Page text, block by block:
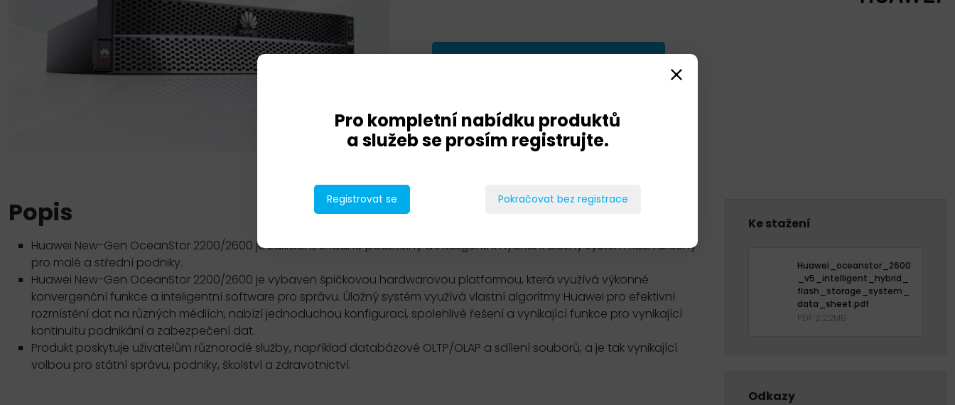
Popis
Huawei New-Gen OceanStor 2200/2600 je základní, snadno použitelný a inteligentní hybridní úložný systém flash určený
pro malé a střední podniky.
Huawei New-Gen OceanStor 2200/2600 je vybaven špičkovou hardwarovou platformou, která využívá výkonné
konvergenční funkce a inteligentní software pro správu. Úložný systém využívá vlastní algoritmy Huawei pro efektivní
rozmístění dat na různých médiích, nabízí jednoduchou konfiguraci, spolehlivé řešení a vynikající funkce pro vynikající
kontinuitu podnikání a zabezpečení dat.
Produkt poskytuje uživatelům různorodé služby, například databázové OLTP/OLAP a sdílení souborů, a je tak vynikající
volbou pro státní správu, podniky, školství a zdravotnictví.
Ke stažení
Huawei_oceanstor_2600
_v5_intelligent_hybrid_
flash_storage_system_
data_sheet.pdf
PDF 2.22MB
Odkazy
Pro kompletní nabídku produktů
a služeb se prosím registrujte.
Registrovat se Pokračovat bez registrace